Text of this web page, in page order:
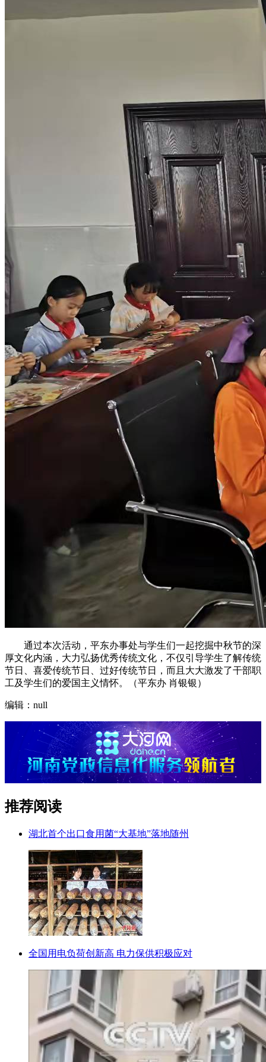
通过本次活动，平东办事处与学生们一起挖掘中秋节的深
厚文化内涵，大力弘扬优秀传统文化，不仅引导学生了解传统
节日、喜爱传统节日、过好传统节日，而且大大激发了干部职
工及学生们的爱国主义情怀。（平东办 肖银银）
编辑：null
推荐阅读
湖北首个出口食用菌“大基地”落地随州
全国用电负荷创新高 电力保供积极应对